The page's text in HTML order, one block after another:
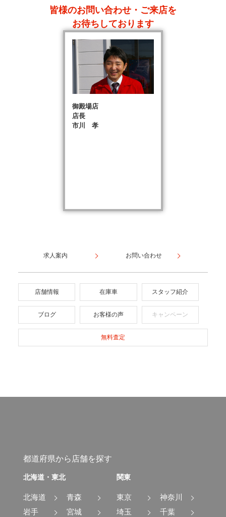
皆様のお問い合わせ・ご来店を
お待ちしております
御殿場店
店長
市川 孝
求人案内 お問い合わせ
店舗情報 在庫車 スタッフ紹介
ブログ お客様の声 キャンペーン
無料査定
都道府県から店舗を探す
北海道・東北
北海道
青森
岩手
宮城
関東
東京
神奈川
埼玉
千葉